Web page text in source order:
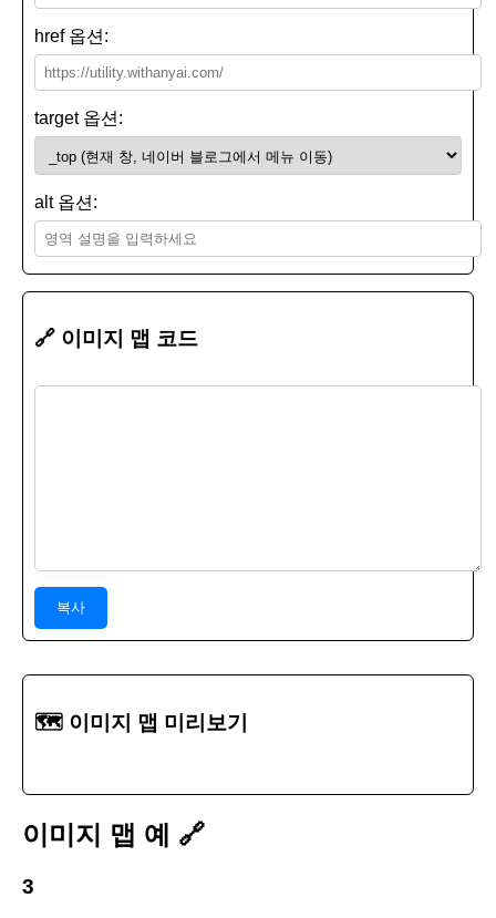
href 옵션:
target 옵션:
alt 옵션:
🔗 이미지 맵 코드
복사
🗺️ 이미지 맵 미리보기
이미지 맵 예 🔗
3